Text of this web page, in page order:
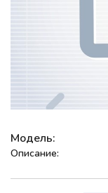
Модель:
Описание: